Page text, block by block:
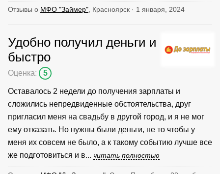
Отзывы о МФО "Займер" , Красноярск · 1 января, 2024
Удобно получил деньги и
быстро
Оценка: 5
Оставалось 2 недели до получения зарплаты и
сложились непредвиденные обстоятельства, друг
пригласил меня на свадьбу в другой город, и я не мог
ему отказать. Но нужны были деньги, не то чтобы у
меня их совсем не было, а к такому событию лучше все
же подготовиться и в... читать полностью